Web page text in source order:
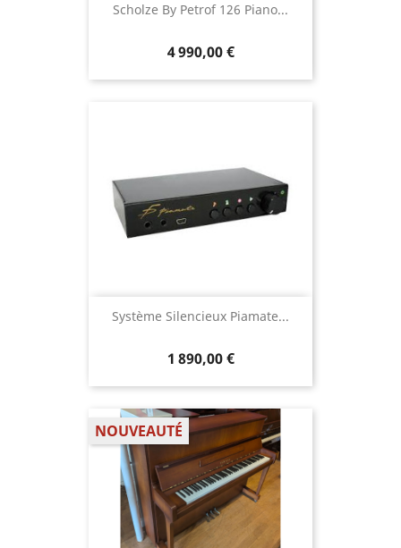
Scholze By Petrof 126 Piano...
4 990,00 €
Système Silencieux Piamate...
1 890,00 €
NOUVEAUTÉ